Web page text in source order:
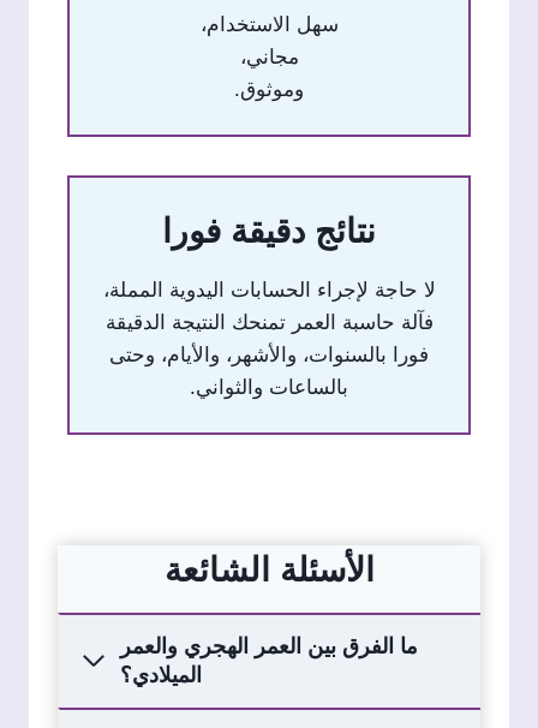
سهل الاستخدام،
مجاني،
وموثوق.
نتائج دقيقة فورا
لا حاجة لإجراء الحسابات اليدوية المملة،
فآلة حاسبة العمر تمنحك النتيجة الدقيقة
فورا بالسنوات، والأشهر، والأيام، وحتى
بالساعات والثواني.
الأسئلة الشائعة
ما الفرق بين العمر الهجري والعمر
الميلادي؟